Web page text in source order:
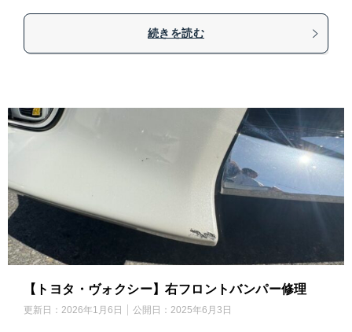
続きを読む
【トヨタ・ヴォクシー】右フロントバンパー修理
更新日： 2026年1月6日 公開日： 2025年6月3日